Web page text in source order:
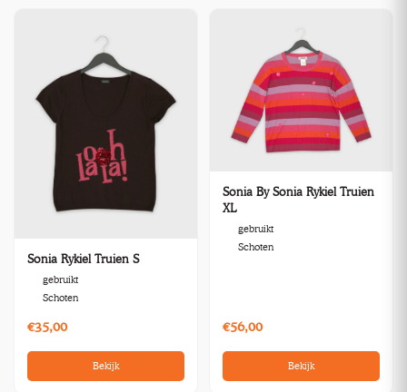
Sonia Rykiel Truien S
gebruikt
Schoten
€35,00
Bekijk
Sonia By Sonia Rykiel Truien
XL
gebruikt
Schoten
€56,00
Bekijk